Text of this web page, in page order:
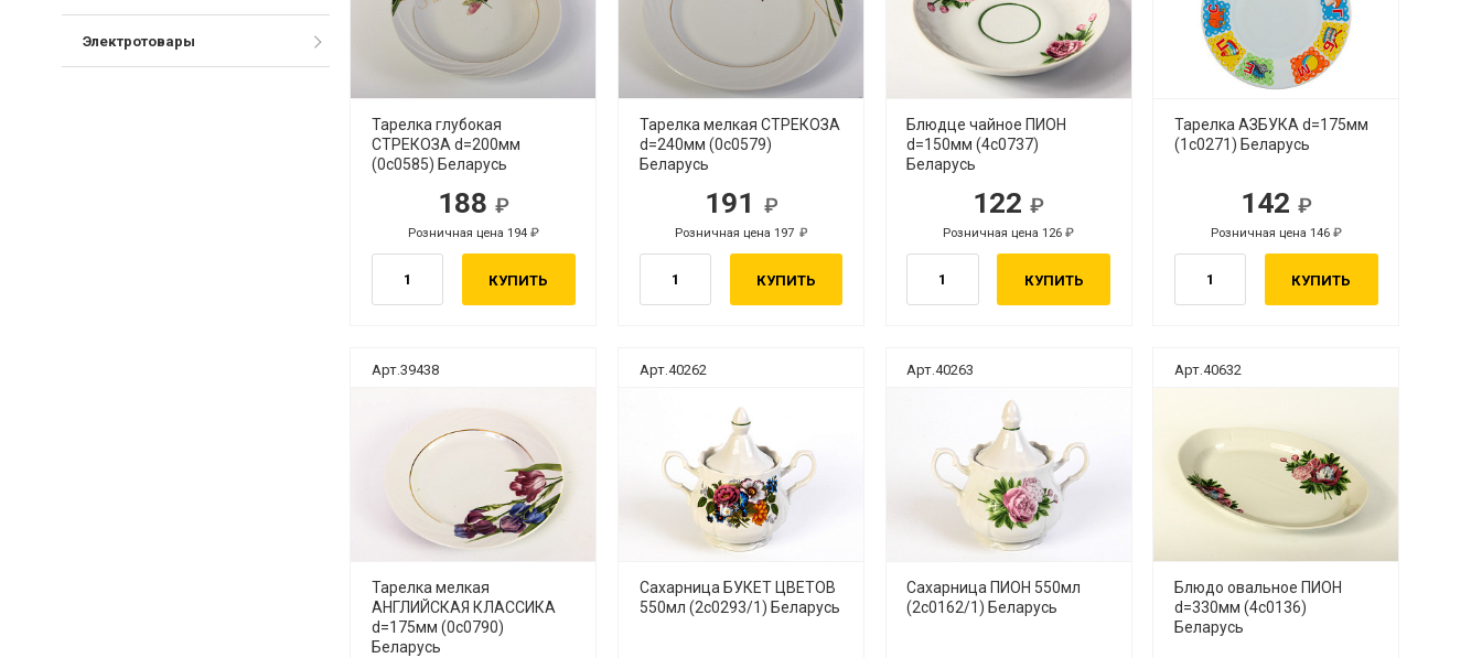
Тарелка глубокая
СТРЕКОЗА d=200мм
(0с0585) Беларусь
188
Розничная цена 194
КУПИТЬ
Тарелка мелкая СТРЕКОЗА
d=240мм (0с0579)
Беларусь
191
Розничная цена 197
КУПИТЬ
Блюдце чайное ПИОН
d=150мм (4с0737)
Беларусь
122
руб.
Розничная цена 126
руб.
КУПИТЬ
Тарелка АЗБУКА d=175мм
(1с0271) Беларусь
142
руб.
Розничная цена 146
руб.
КУПИТЬ
Арт.39438
Тарелка мелкая
АНГЛИЙСКАЯ КЛАССИКА
d=175мм (0с0790)
Беларусь
Арт.40262
Сахарница БУКЕТ ЦВЕТОВ
550мл (2с0293/1) Беларусь
Арт.40263
Сахарница ПИОН 550мл
(2с0162/1) Беларусь
Арт.40632
Блюдо овальное ПИОН
d=330мм (4с0136)
Беларусь
Электротовары